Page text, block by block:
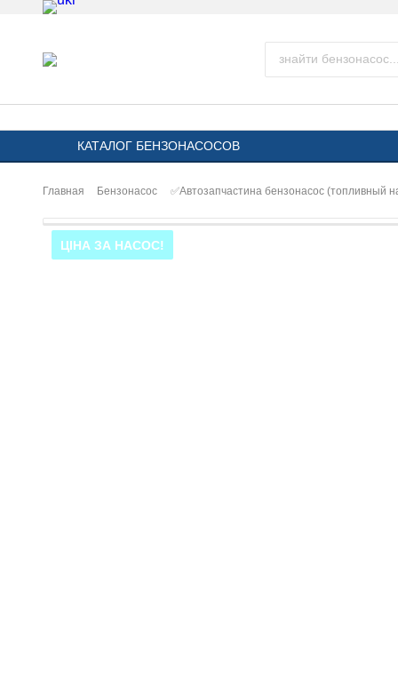
КАТАЛОГ БЕНЗОНАСОСОВ
Главная Бензонасос ✅Автозапчастина бензонасос (топливный
ЦІНА ЗА НАСОС!